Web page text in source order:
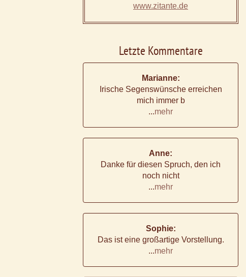
www.zitante.de
Letzte Kommentare
Marianne:
Irische Segenswünsche erreichen
mich immer b
...mehr
Anne:
Danke für diesen Spruch, den ich
noch nicht
...mehr
Sophie:
Das ist eine großartige Vorstellung.
...mehr